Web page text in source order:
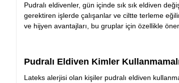
Pudralı eldivenler, gün içinde sık sık eldiven
gerektiren işlerde çalışanlar ve ciltte terleme
ve hijyen avantajları, bu gruplar için özellikle
Pudralı Eldiven Kimler
Lateks alerjisi olan kişiler pudralı eldiven